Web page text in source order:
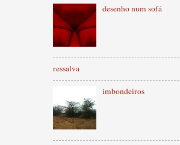
desenho num sofá
ressalva
imbondeiros